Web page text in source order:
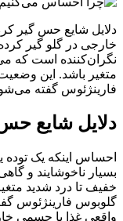
دلایل شایع حس گیر
خارجی در گلو گیر
نگران‌کننده است که
متغیر باشد. این
فارینژئوس گفته
دلایل شایع
احساس اینکه یک
بسیار ناخوشایند و
خفیف تا درد شدید
گلوبوس فارینژئوس
واقعی غذا یا جسمی